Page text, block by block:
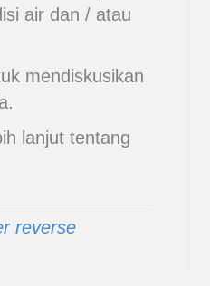
air dan / atau
mendiskusikan
lanjut tentang
reverse